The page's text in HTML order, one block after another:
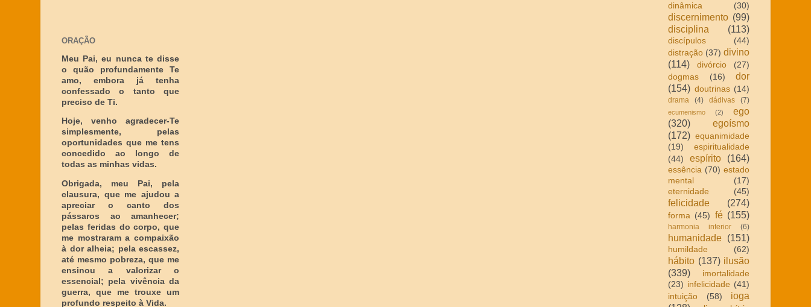
ORAÇÃO
Meu Pai, eu nunca te disse
o quão profundamente Te
amo, embora já tenha
confessado o tanto que
preciso de Ti.
Hoje, venho agradecer-Te
simplesmente, pelas
oportunidades que me tens
concedido ao longo de
todas as minhas vidas.
Obrigada, meu Pai, pela
clausura, que me ajudou a
apreciar o canto dos
pássaros ao amanhecer;
pelas feridas do corpo, que
me mostraram a compaixão
à dor alheia; pela escassez,
até mesmo pobreza, que me
ensinou a valorizar o
essencial; pela vivência da
guerra, que me trouxe um
profundo respeito à Vida.
dinâmica
(30)
discernimento (99)
disciplina
(113)
discípulos
(44)
distração (37) divino
(114)
divórcio
(27)
dogmas
(16)
dor
(154) doutrinas (14)
drama (4) dádivas (7)
ecumenismo (2)
ego
(320)
egoísmo
(172) equanimidade
(19)
espiritualidade
(44)
espírito (164)
essência (70) estado
mental
(17)
eternidade
(45)
felicidade (274)
forma (45) fé (155)
harmonia interior (6)
humanidade (151)
humildade (62)
hábito (137) ilusão
(339)
imortalidade
(23) infelicidade (41)
intuição
(58)
ioga